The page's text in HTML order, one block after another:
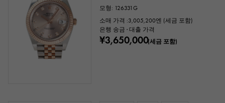
모형: 126331G
소매 가격 :3,005,200엔 (세금 포함)
은행 송금 · 대출 가격
¥3,650,000(세금 포함)